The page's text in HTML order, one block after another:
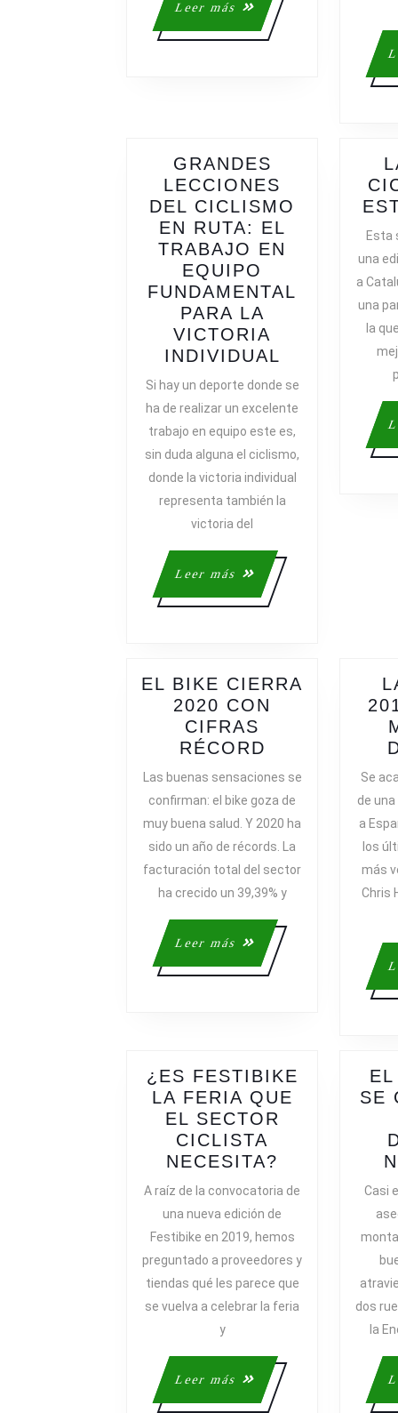
Leer más
Leer
más
GRANDES
LECCIONES
DEL CICLISMO
EN RUTA: EL
TRABAJO EN
EQUIPO
FUNDAMENTAL
PARA LA
VICTORIA
INDIVIDUAL GRANDES
LECCIONES
CICLISMO
EN
RUTA:
EL
TRABAJO
Si hay un deporte donde se
ha de realizar un excelente
trabajo en equipo este es,
sin duda alguna el ciclismo,
donde la victoria individual
representa también la
victoria del
Leer más
Leer
más
Esta
una
a
una
la
EL BIKE CIERRA
2020 CON
CIFRAS
RÉCORD
2020
CON
CIFRAS
RÉCORD
Las buenas sensaciones se
confirman: el bike goza de
muy buena salud. Y 2020 ha
sido un año de récords. La
facturación total del sector
ha crecido un 39,39% y
Leer más
Leer
más
Se
de
a
los
más
Chris
¿ES FESTIBIKE
LA FERIA QUE
EL SECTOR
CICLISTA
NECESITA?
FESTIBIKE
FERIA
QUE
EL
SECTOR
CICLISTA
NECESITA?
A raíz de la convocatoria de
una nueva edición de
Festibike en 2019, hemos
preguntado a proveedores y
tiendas qué les parece que
se vuelva a celebrar la feria
y
Leer más
Leer
más
SE
Casi
dos
la